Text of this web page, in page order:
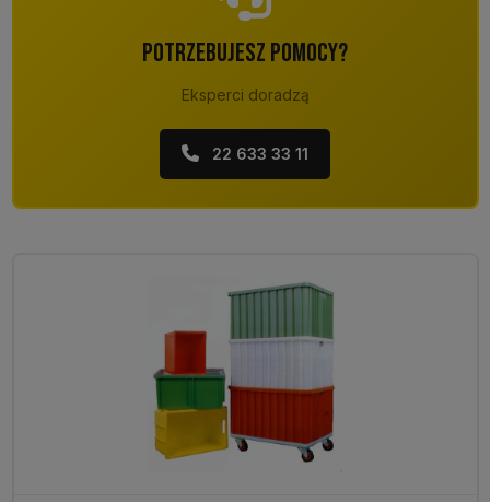
POTRZEBUJESZ POMOCY?
Eksperci doradzą
22 633 33 11